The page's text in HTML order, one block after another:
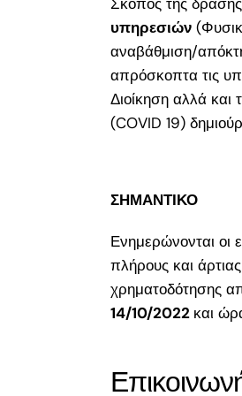
17.500€:
μέσω ΟΠΣΚΕ |
Επόμενα
ΔΥΠΑ 17.500€
29: Τι κάνεις
αίτηση μέχρι τα
Νέους
2026:
36.000€
ΕΣΠΑ
στην Ελλάδα»
υπηρεσιών
αναβάθμιση/
απρόσκοπτα τις
Διοίκηση αλλά και
(COVID 19)
ΣΗΜΑΝΤΙΚΟ
Ενημερώνονται οι
πλήρους και
χρηματοδότησης
14/10/2022 και